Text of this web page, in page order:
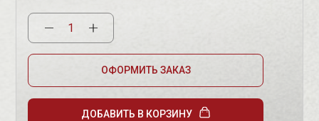
ДОБАВИТЬ В КОРЗИНУ
ОФОРМИТЬ ЗАКАЗ